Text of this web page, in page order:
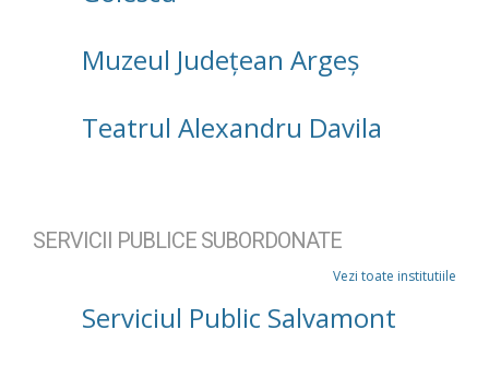
Muzeul Județean Argeș
Teatrul Alexandru Davila
SERVICII PUBLICE SUBORDONATE
Vezi toate institutiile
Serviciul Public Salvamont